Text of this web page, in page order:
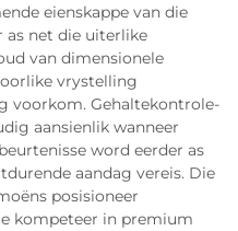
eienskappe van die
net die uiterlike
van dimensionele
vrystelling
voorkom. Gehaltekontrole-
aansienlik wanneer
word eerder as
aandag vereis. Die
posisioneer
kompeteer in premium